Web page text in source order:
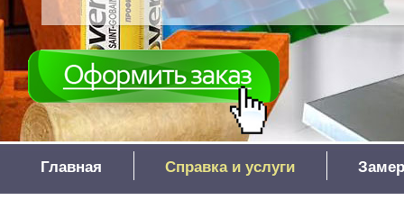
Главная Справка и услуги